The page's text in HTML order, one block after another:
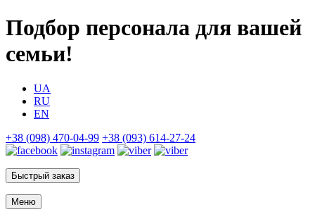
Подбор персонала для вашей
семьи!
UA
RU
EN
+38 (098) 470-04-99 +38 (093) 614-27-24
Быстрый заказ
Меню